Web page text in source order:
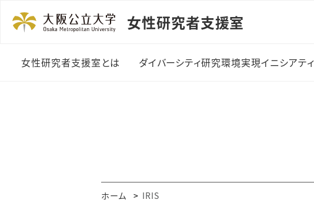
女性研究者支援室
女性研究者支援室とは ダイバーシティ研究環境実現イニシアテ
外国語論文校閲費助成
事業
ホーム IRIS